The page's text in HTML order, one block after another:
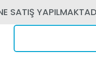
SATIŞ